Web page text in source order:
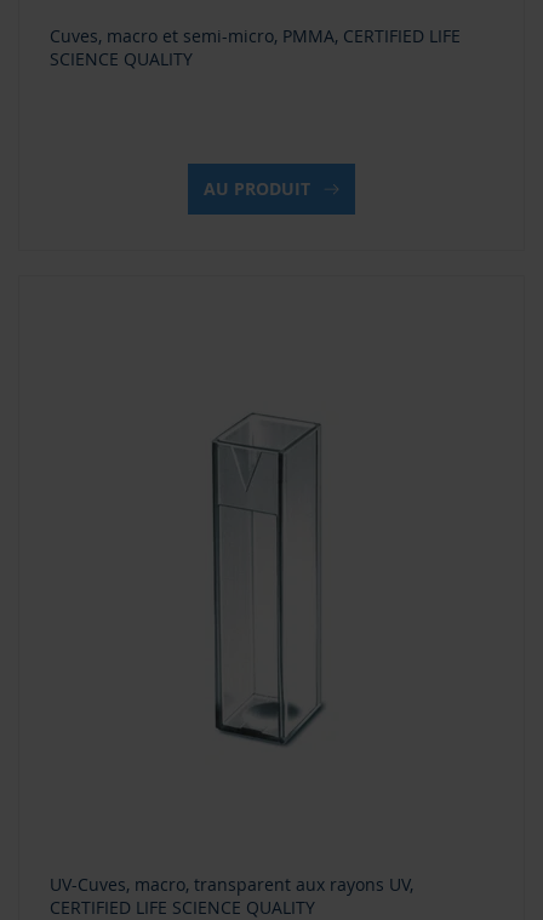
Cuves, macro et semi-micro, PMMA, CERTIFIED LIFE
SCIENCE QUALITY
AU PRODUIT
UV-Cuves, macro, transparent aux rayons UV,
CERTIFIED LIFE SCIENCE QUALITY